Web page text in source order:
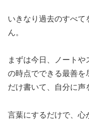
いきなり過去のすべ
ん。
まずは今日、ノート
の時点でできる最善を
だけ書いて、自分に声
言葉にするだけで、心